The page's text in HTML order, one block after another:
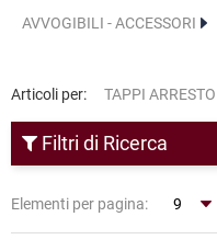
AVVOGIBILI - ACCESSORI
Articoli per: TAPPI ARRESTO
Filtri di Ricerca
Elementi per pagina: